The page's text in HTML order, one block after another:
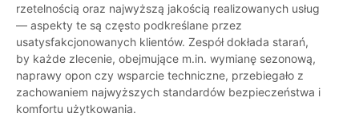
rzetelnością oraz najwyższą jakością realizowanych usług
— aspekty te są często podkreślane przez
usatysfakcjonowanych klientów. Zespół dokłada starań,
by każde zlecenie, obejmujące m.in. wymianę sezonową,
naprawy opon czy wsparcie techniczne, przebiegało z
zachowaniem najwyższych standardów bezpieczeństwa i
komfortu użytkowania.